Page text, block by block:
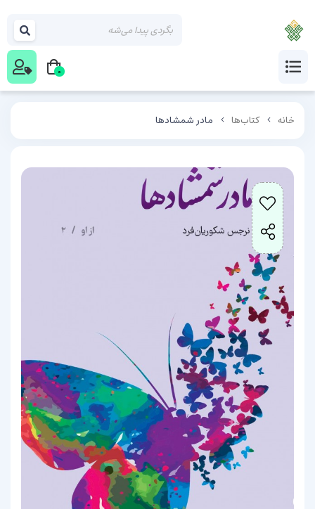
خانه کتاب‌ها مادر شمشادها
0